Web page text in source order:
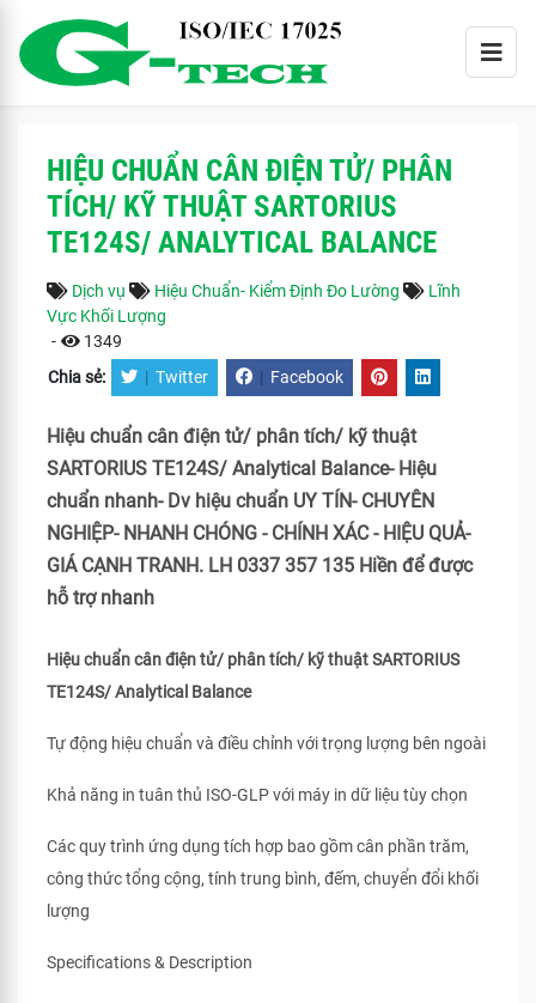
HIỆU CHUẨN CÂN ĐIỆN TỬ/ PHÂN
TÍCH/ KỸ THUẬT SARTORIUS
TE124S/ ANALYTICAL BALANCE
Dịch vụ Hiệu Chuẩn- Kiểm Định Đo Lường
Lĩnh
Vực Khối Lượng
-
1349
Chia sẻ: | Twitter | Facebook
Hiệu chuẩn cân điện tử/ phân tích/ kỹ thuật
SARTORIUS TE124S/ Analytical Balance- Hiệu
chuẩn nhanh- Dv hiệu chuẩn UY TÍN- CHUYÊN
NGHIỆP- NHANH CHÓNG - CHÍNH XÁC - HIỆU QUẢ-
GIÁ CẠNH TRANH. LH 0337 357 135 Hiền để được
hỗ trợ nhanh
Hiệu chuẩn cân điện tử/ phân tích/ kỹ thuật SARTORIUS
TE124S/ Analytical Balance
Tự động hiệu chuẩn và điều chỉnh với trọng lượng bên ngoài
Khả năng in tuân thủ ISO-GLP với máy in dữ liệu tùy chọn
Các quy trình ứng dụng tích hợp bao gồm cân phần trăm,
công thức tổng cộng, tính trung bình, đếm, chuyển đổi khối
lượng
Specifications & Description